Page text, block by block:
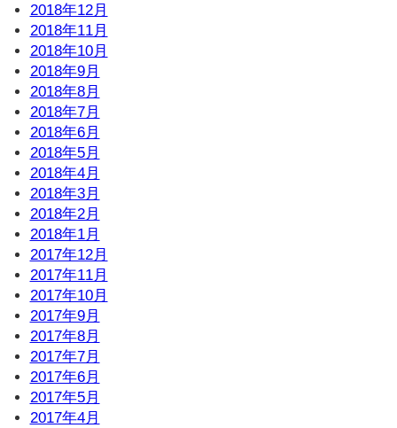
2018年12月
2018年11月
2018年10月
2018年9月
2018年8月
2018年7月
2018年6月
2018年5月
2018年4月
2018年3月
2018年2月
2018年1月
2017年12月
2017年11月
2017年10月
2017年9月
2017年8月
2017年7月
2017年6月
2017年5月
2017年4月